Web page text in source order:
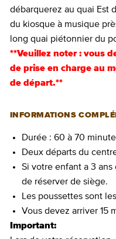
débarquerez au quai Est
du kiosque à musique
long quai piétonnier du
**Veuillez noter : vous
de prise en charge au
de départ.**
INFORMATIONS
Durée : 60 à 70
Deux départs du
Si votre enfant a 3 ans
de réserver de siège.
Les poussettes sont
Vous devez arriver 15
Important: